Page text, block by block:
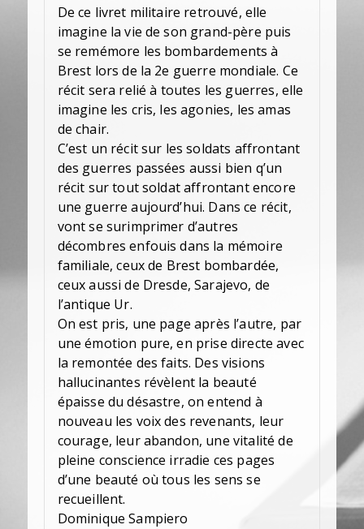
De ce livret militaire retrouvé, elle
imagine la vie de son grand-père puis
se remémore les bombardements à
Brest lors de la 2e guerre mondiale. Ce
récit sera relié à toutes les guerres, elle
imagine les cris, les agonies, les amas
de chair.
C’est un récit sur les soldats affrontant
des guerres passées aussi bien q’un
récit sur tout soldat affrontant encore
une guerre aujourd’hui. Dans ce récit,
vont se surimprimer d’autres
décombres enfouis dans la mémoire
familiale, ceux de Brest bombardée,
ceux aussi de Dresde, Sarajevo, de
l’antique Ur.
On est pris, une page après l’autre, par
une émotion pure, en prise directe avec
la remontée des faits. Des visions
hallucinantes révèlent la beauté
épaisse du désastre, on entend à
nouveau les voix des revenants, leur
courage, leur abandon, une vitalité de
pleine conscience irradie ces pages
d’une beauté où tous les sens se
recueillent.
Dominique Sampiero